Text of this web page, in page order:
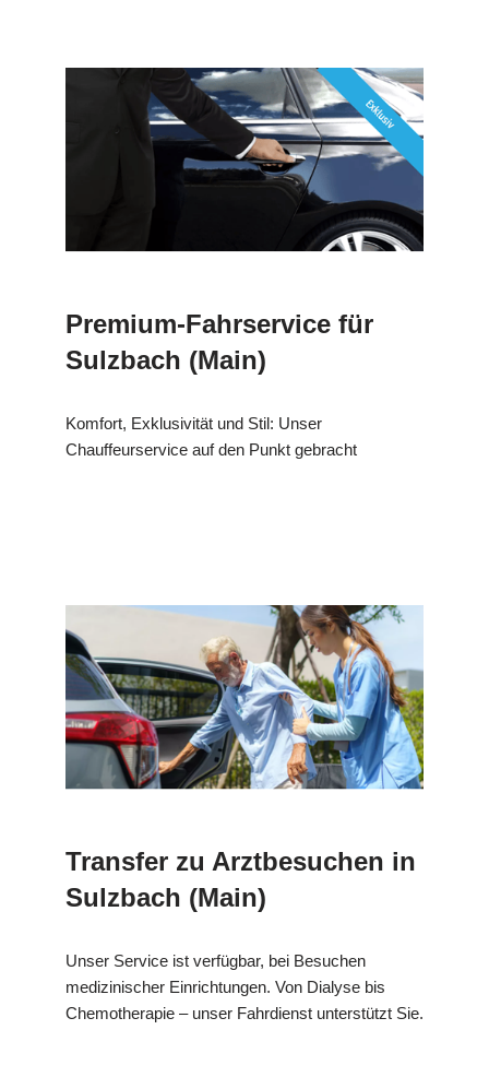
Premium-Fahrservice für
Sulzbach (Main)
Komfort, Exklusivität und Stil: Unser
Chauffeurservice auf den Punkt gebracht
Transfer zu Arztbesuchen in
Sulzbach (Main)
Unser Service ist verfügbar, bei Besuchen
medizinischer Einrichtungen. Von Dialyse bis
Chemotherapie – unser Fahrdienst unterstützt Sie.